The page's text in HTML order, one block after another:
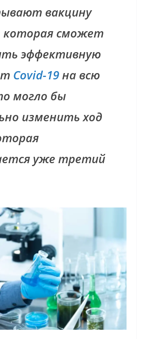
вакцину
которая сможет
эффективную
Covid-19на всю
могло бы
изменить ход
уже третий